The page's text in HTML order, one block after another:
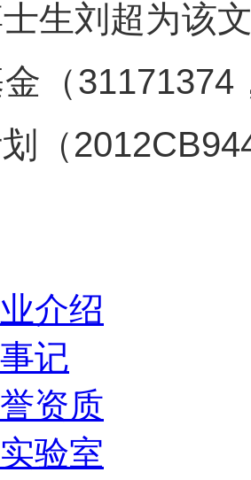
生刘超为该
（
（
介绍
记
资质
验室